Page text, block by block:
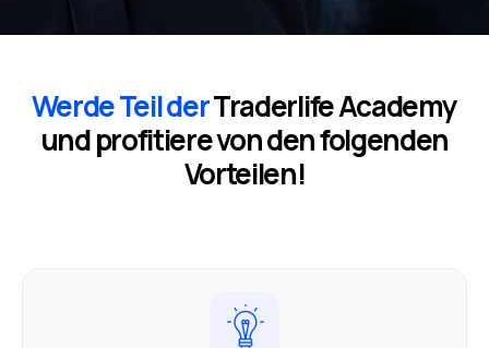
Werde Teil derTraderlife Academy
und profitiere von den folgenden
Vorteilen!